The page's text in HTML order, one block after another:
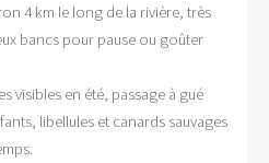
4 km le long de la rivière, très
bancs pour pause ou goûter
visibles en été, passage à gué
libellules et canards sauvages